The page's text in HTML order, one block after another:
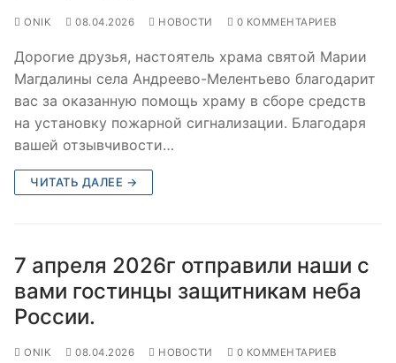
ONIK 08.04.2026 НОВОСТИ 0 КОММЕНТАРИЕВ
Дорогие друзья, настоятель храма святой Марии
Магдалины села Андреево-Мелентьево благодарит
вас за оказанную помощь храму в сборе средств
на установку пожарной сигнализации. Благодаря
вашей отзывчивости…
ЧИТАТЬ ДАЛЕЕ →
7 апреля 2026г отправили наши с
вами гостинцы защитникам неба
России.
ONIK 08.04.2026 НОВОСТИ 0 КОММЕНТАРИЕВ